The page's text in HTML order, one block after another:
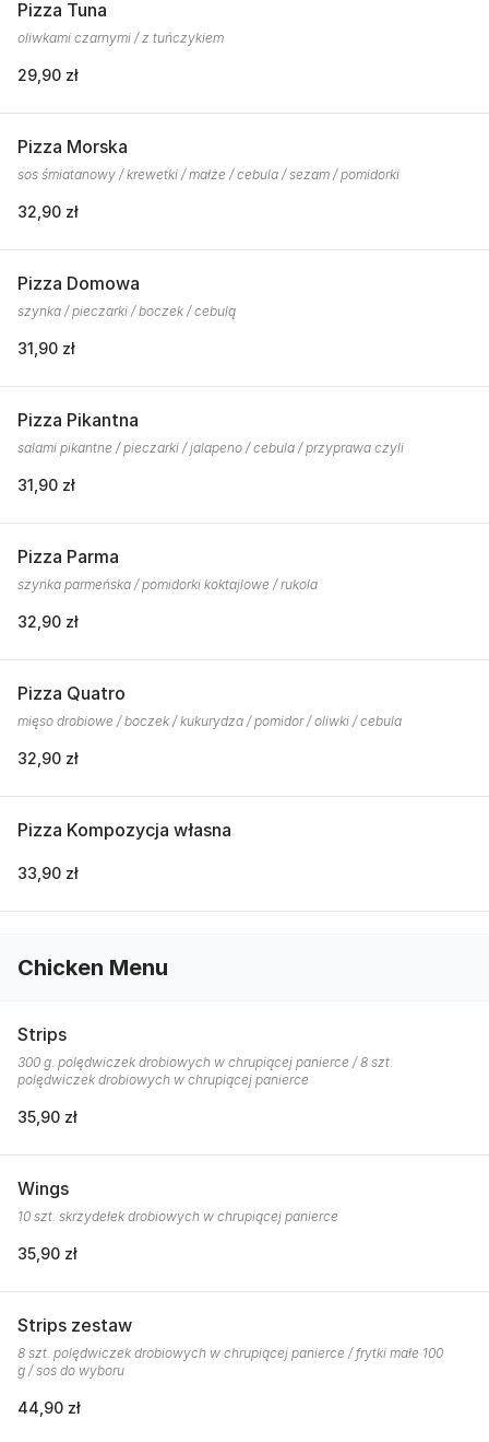
Pizza Tuna
oliwkami czarnymi / z tuńczykiem
29,90 zł
Pizza Morska
sos śmiatanowy / krewetki / małże / cebula / sezam / pomidorki
32,90 zł
Pizza Domowa
szynka / pieczarki / boczek / cebulą
31,90 zł
Pizza Pikantna
salami pikantne / pieczarki / jalapeno / cebula / przyprawa czyli
31,90 zł
Pizza Parma
szynka parmeńska / pomidorki koktajlowe / rukola
32,90 zł
Pizza Quatro
mięso drobiowe / boczek / kukurydza / pomidor / oliwki / cebula
32,90 zł
Pizza Kompozycja własna
33,90 zł
Chicken Menu
Strips
300 g. polędwiczek drobiowych w chrupiącej panierce / 8 szt.
polędwiczek drobiowych w chrupiącej panierce
35,90 zł
Wings
10 szt. skrzydełek drobiowych w chrupiącej panierce
35,90 zł
Strips zestaw
8 szt. polędwiczek drobiowych w chrupiącej panierce / frytki małe 100
g / sos do wyboru
44,90 zł